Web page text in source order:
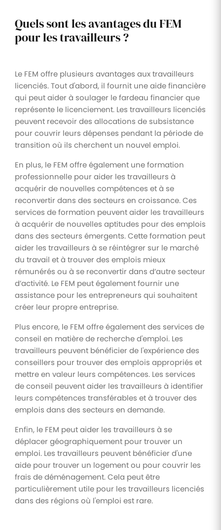
Quels sont les avantages du FEM
pour les travailleurs ?
Le FEM offre plusieurs avantages aux travailleurs
licenciés. Tout d'abord, il fournit une aide financière
qui peut aider à soulager le fardeau financier que
représente le licenciement. Les travailleurs licenciés
peuvent recevoir des allocations de subsistance
pour couvrir leurs dépenses pendant la période de
transition où ils cherchent un nouvel emploi.
En plus, le FEM offre également une formation
professionnelle pour aider les travailleurs à
acquérir de nouvelles compétences et à se
reconvertir dans des secteurs en croissance. Ces
services de formation peuvent aider les travailleurs
à acquérir de nouvelles aptitudes pour des emplois
dans des secteurs émergents. Cette formation peut
aider les travailleurs à se réintégrer sur le marché
du travail et à trouver des emplois mieux
rémunérés ou à se reconvertir dans d’autre secteur
d’activité. Le FEM peut également fournir une
assistance pour les entrepreneurs qui souhaitent
créer leur propre entreprise.
Plus encore, le FEM offre également des services de
conseil en matière de recherche d'emploi. Les
travailleurs peuvent bénéficier de l'expérience des
conseillers pour trouver des emplois appropriés et
mettre en valeur leurs compétences. Les services
de conseil peuvent aider les travailleurs à identifier
leurs compétences transférables et à trouver des
emplois dans des secteurs en demande.
Enfin, le FEM peut aider les travailleurs à se
déplacer géographiquement pour trouver un
emploi. Les travailleurs peuvent bénéficier d'une
aide pour trouver un logement ou pour couvrir les
frais de déménagement. Cela peut être
particulièrement utile pour les travailleurs licenciés
dans des régions où l'emploi est rare.